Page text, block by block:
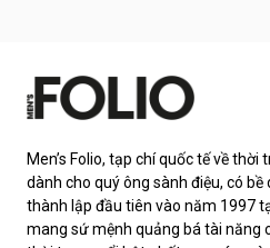
Men’s Folio, tạp chí quốc tế về
dành cho quý ông sành điệu, có
thành lập đầu tiên vào năm 1997
mang sứ mệnh quảng bá tài năng